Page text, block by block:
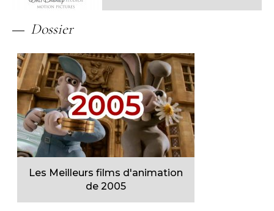
Dossier
Les Meilleurs films d'animation
de 2005